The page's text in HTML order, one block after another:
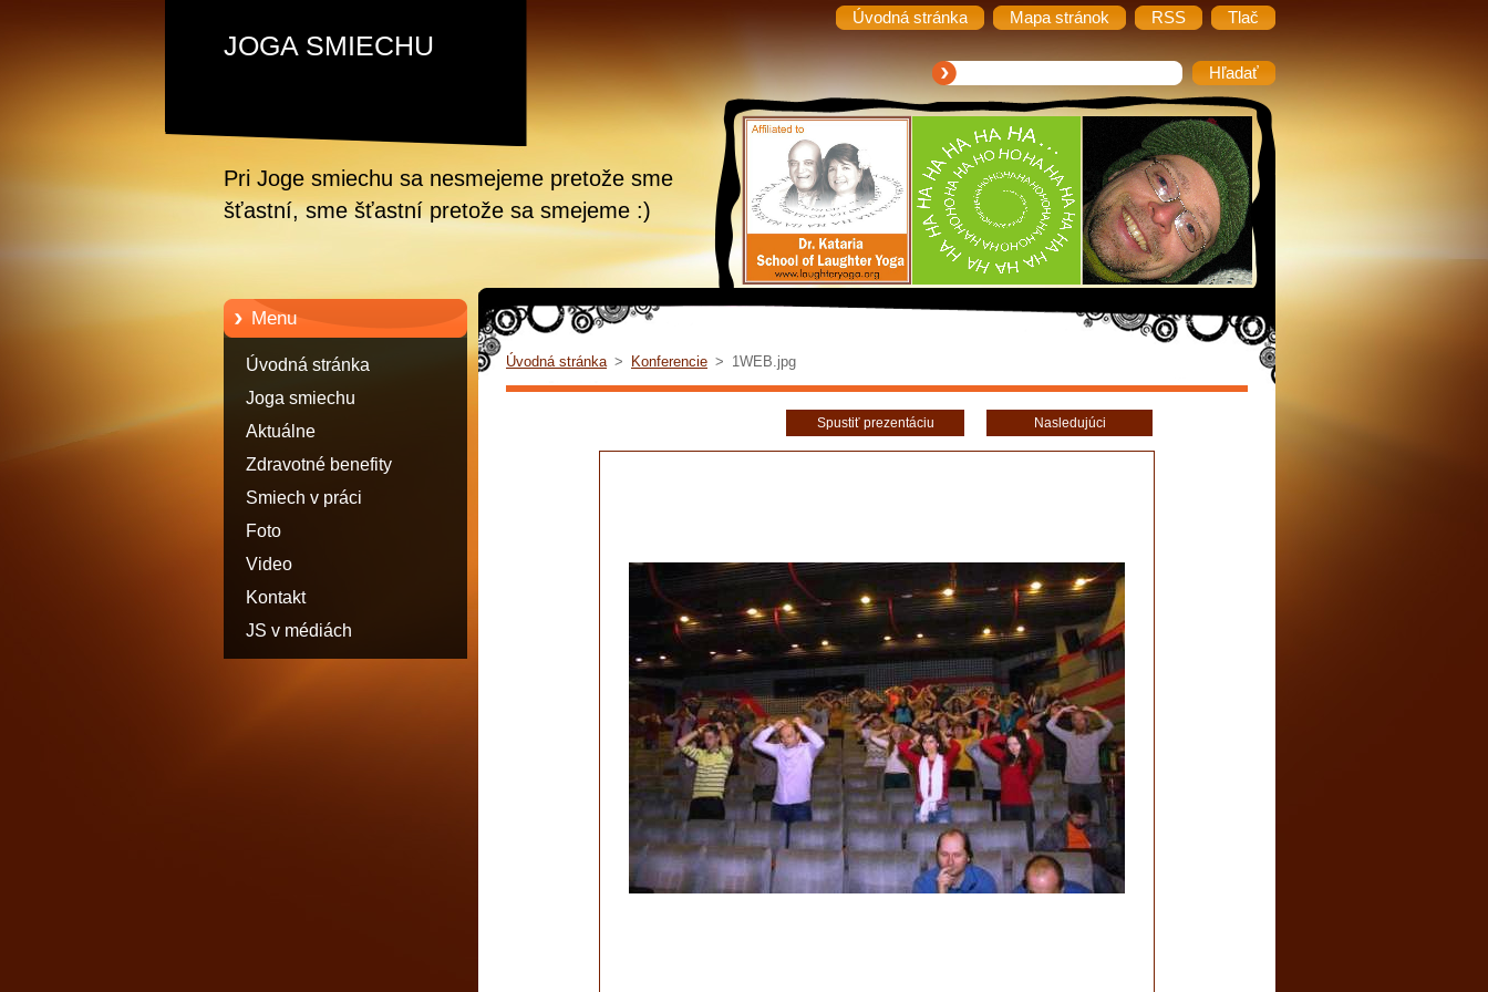
Úvodná stránka Mapa stránok RSS Tlač
JOGA SMIECHU
Pri Joge smiechu sa nesmejeme pretože sme
šťastní, sme šťastní pretože sa smejeme :)
Menu
Úvodná stránka
Joga smiechu
Aktuálne
Zdravotné benefity
Smiech v práci
Foto
Video
Kontakt
JS v médiách
Úvodná stránka > Konferencie > 1WEB.jpg
Spustiť prezentáciu Nasledujúci